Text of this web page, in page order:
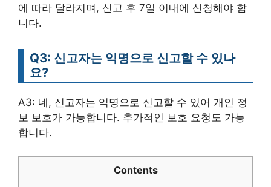
에 따라 달라지며, 신고 후 7일 이내에 신청해야 합
니다.
Q3: 신고자는 익명으로 신고할 수 있나
요?
A3: 네, 신고자는 익명으로 신고할 수 있어 개인 정
보 보호가 가능합니다. 추가적인 보호 요청도 가능
합니다.
Contents